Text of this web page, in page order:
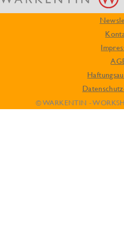
© WARKENTIN -